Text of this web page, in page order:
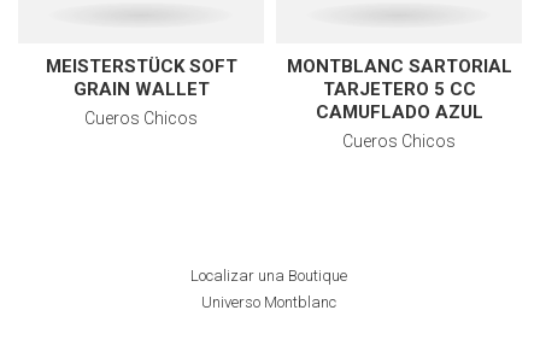
MEISTERSTÜCK SOFT
GRAIN WALLET
Cueros Chicos
MONTBLANC SARTORIAL
TARJETERO 5 CC
CAMUFLADO AZUL
Cueros Chicos
Localizar una Boutique
Universo Montblanc